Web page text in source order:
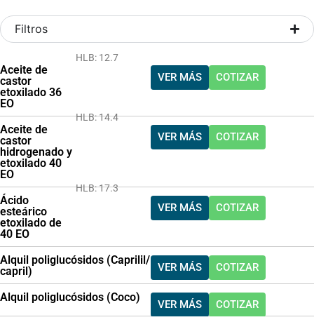
Filtros
Aceite de
castor
etoxilado 36
EO
HLB: 12.7
VER MÁS COTIZAR
Aceite de
castor
hidrogenado y
etoxilado 40
EO
HLB: 14.4
VER MÁS COTIZAR
Ácido
esteárico
etoxilado de
40 EO
HLB: 17.3
VER MÁS COTIZAR
Alquil poliglucósidos (Caprilil/
capril)
VER MÁS COTIZAR
Alquil poliglucósidos (Coco)
VER MÁS COTIZAR